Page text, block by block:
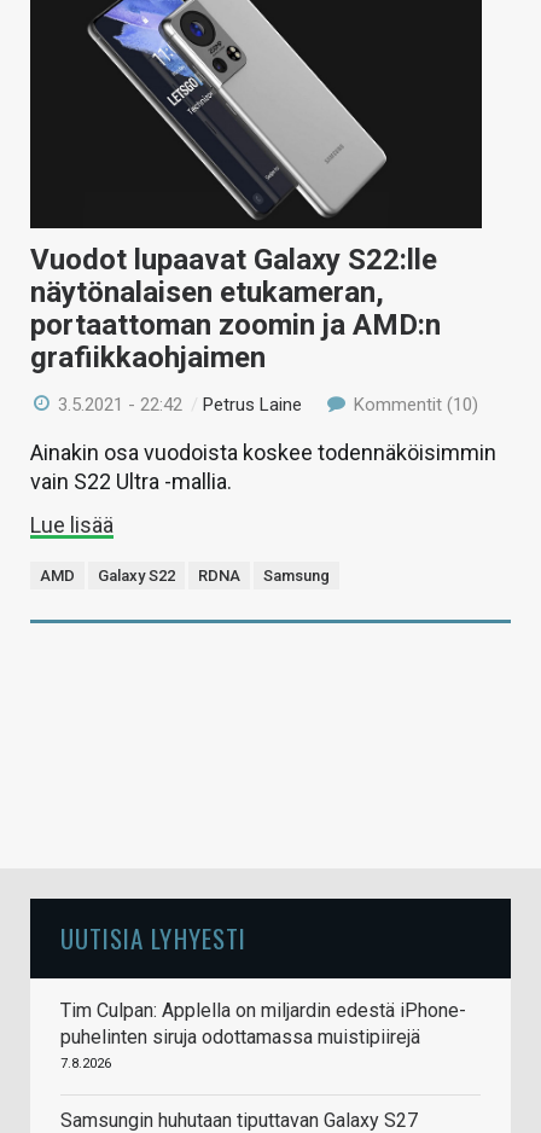
Vuodot lupaavat Galaxy S22:lle
näytönalaisen etukameran,
portaattoman zoomin ja AMD:n
grafiikkaohjaimen
3.5.2021 - 22:42 /Petrus Laine Kommentit (10)
Ainakin osa vuodoista koskee todennäköisimmin
vain S22 Ultra -mallia.
Lue lisää
AMD Galaxy S22 RDNA Samsung
UUTISIA LYHYESTI
Tim Culpan: Applella on miljardin edestä iPhone-
puhelinten siruja odottamassa muistipiirejä
7.8.2026
Samsungin huhutaan tiputtavan Galaxy S27